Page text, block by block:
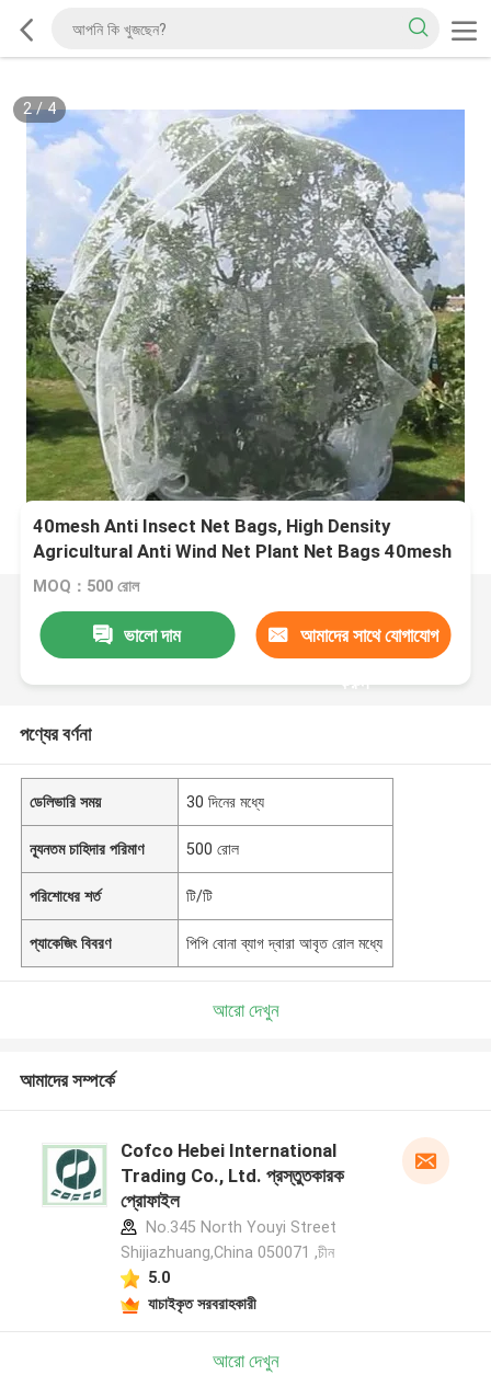
2/4
40mesh Anti Insect Net Bags, High Density
Agricultural Anti Wind Net Plant Net Bags 40mesh
Anti Insect Net Bags, High Density Agricultural
Density Agricultural Anti Wind Net 40mesh Anti
Insect Net Bags, উচ্চ ঘনত্বের কৃষি এন্টি উইন্ড নেট প্লেইন্ট নেট
MOQ：500 রোল
ভালো দাম আমাদের সাথে যোগাযোগ
করুন
পণ্যের বর্ণনা
ডেলিভারি সময় 30 দিনের মধ্যে
ন্যূনতম চাহিদার পরিমাণ 500 রোল
পরিশোধের শর্ত টি/টি
প্যাকেজিং বিবরণ পিপি বোনা ব্যাগ দ্বারা আবৃত রোল মধ্যে
আরো দেখুন
আমাদের সম্পর্কে
Cofco Hebei International
Trading Co., Ltd. প্রস্তুতকারক
প্রোফাইল
No.345 North Youyi Street
Shijiazhuang,China 050071 ,চীন
5.0
যাচাইকৃত সরবরাহকারী
আরো দেখুন